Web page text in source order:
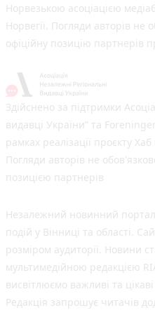
Норвезькою асоціацією
Норвегії. Погляди авторів не
офіційну позицію партнерів
Здійснено за підтримки
видавці України” та
рамках реалізації проєкту
Погляди авторів не
позицією партнерів
Незалежний новинний
подій у Вінниці та області.
розміром аудиторії. Новини
мультимедійною редакцією
висвітлюємо важливі та
Редакція запрошує читачів